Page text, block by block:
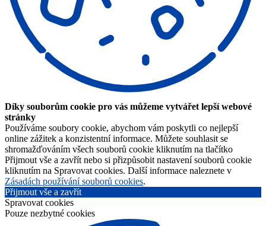
Díky souborům cookie pro vás můžeme vytvářet lepší webové
stránky
Používáme soubory cookie, abychom vám poskytli co nejlepší
online zážitek a konzistentní informace. Můžete souhlasit se
shromažďováním všech souborů cookie kliknutím na tlačítko
Přijmout vše a zavřít nebo si přizpůsobit nastavení souborů cookie
kliknutím na Spravovat cookies. Další informace naleznete v
Zásadách používání souborů cookies.
Přijmout vše a zavřít
Spravovat cookies
Pouze nezbytné cookies